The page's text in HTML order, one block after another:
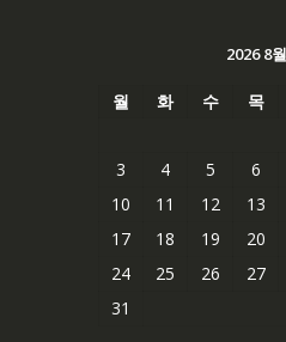
2026 8월
월 화 수 목
3
4 5 6
10
11 12 13
17
18 19 20
24
25 26 27
31